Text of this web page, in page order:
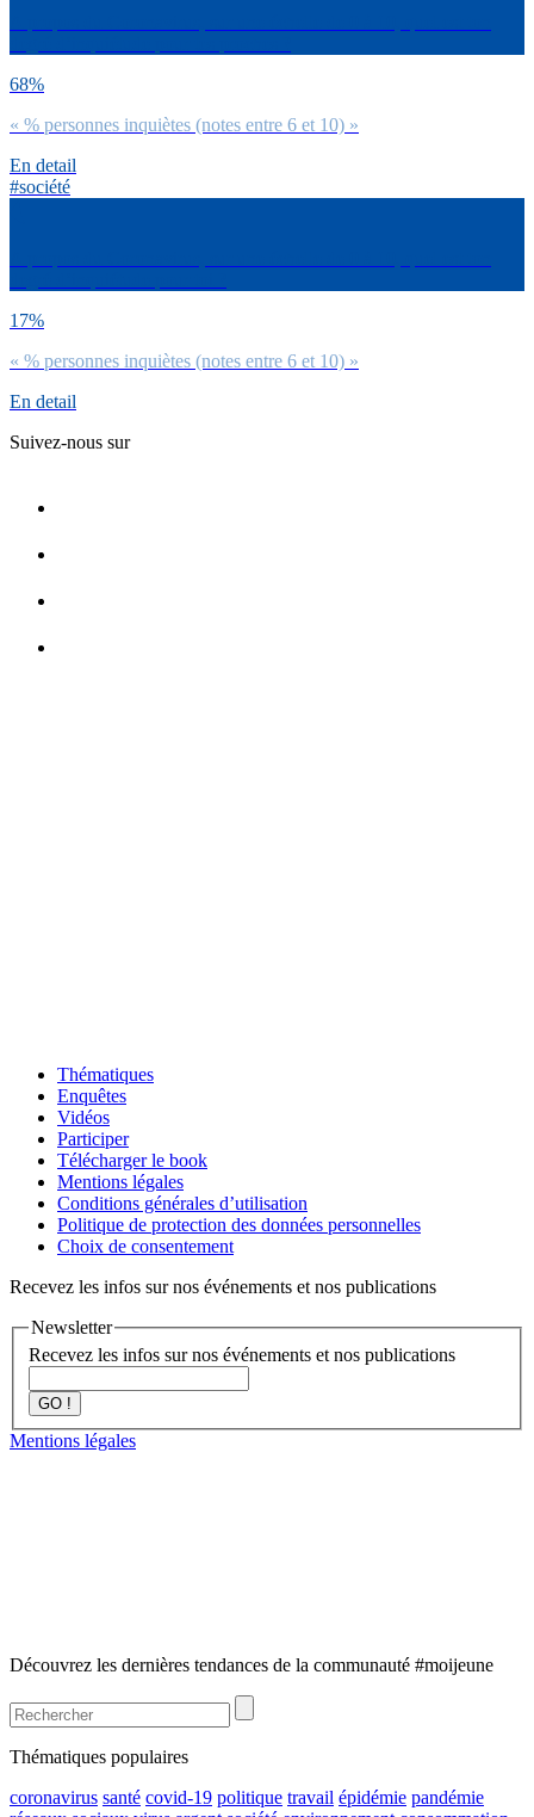
68%
« % personnes inquiètes (notes entre 6 et 10) »
En detail
#société
17%
« % personnes inquiètes (notes entre 6 et 10) »
En detail
Suivez-nous sur
Thématiques
Enquêtes
Vidéos
Participer
Télécharger le book
Mentions légales
Conditions générales d’utilisation
Politique de protection des données personnelles
Choix de consentement
Recevez les infos sur nos événements et nos publications
Newsletter
Recevez les infos sur nos événements et nos publications
GO !
Mentions légales
Découvrez les dernières tendances de la communauté #moijeune
Thématiques populaires
coronavirus santé covid-19 politique travail épidémie pandémie